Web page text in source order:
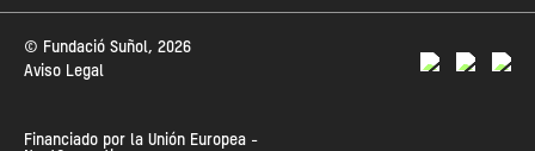
© Fundació Suñol, 2026
Aviso Legal
Financiado por la Unión Europea -